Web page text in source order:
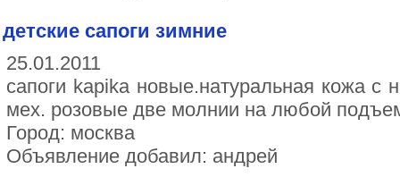
детские сапоги зимние
25.01.2011
сапоги kapikа новые.натуральная кожа с
мех. розовые две молнии на любой
Город: москва
Объявление добавил: андрей